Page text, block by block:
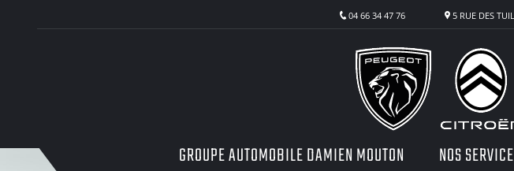
5 RUE DES
04 66 34 47 76
GROUPE AUTOMOBILE DAMIEN MOUTON NOS